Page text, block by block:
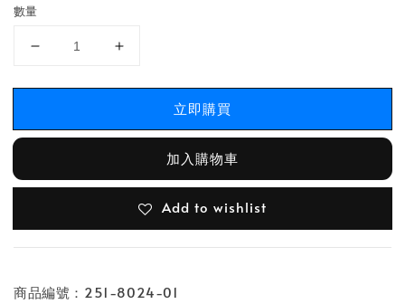
數量
立即購買
加入購物車
Add to wishlist
商品編號：251-8024-01